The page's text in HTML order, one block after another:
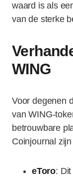
waard is als
van de sterke
WING
Voor degenen
van WING-
betrouwbare
Coinjournal
eToro: